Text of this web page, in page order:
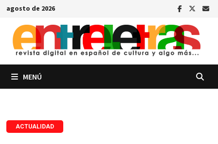
Saltar
contenido
agosto de 2026
MENÚ
ACTUALIDAD